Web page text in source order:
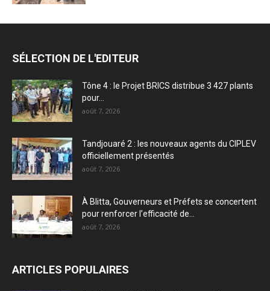
SÉLECTION DE L'EDITEUR
Tône 4 : le Projet BRICS distribue 3 427 plants
pour...
août 7, 2026
Tandjouaré 2 : les nouveaux agents du CIPLEV
officiellement présentés
août 7, 2026
À Blitta, Gouverneurs et Préfets se concertent
pour renforcer l’efficacité de...
août 7, 2026
ARTICLES POPULAIRES